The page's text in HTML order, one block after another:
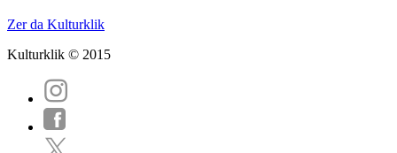
Zer da Kulturklik
Kulturklik © 2015